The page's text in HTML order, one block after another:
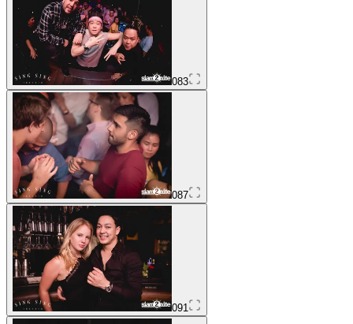
083
087
091